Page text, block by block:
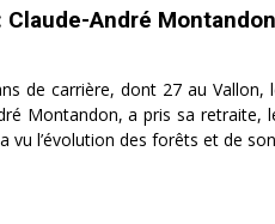
Claude-André
de carrière, dont 27 au
Montandon, a pris sa retraite,
vu l’évolution des forêts et de